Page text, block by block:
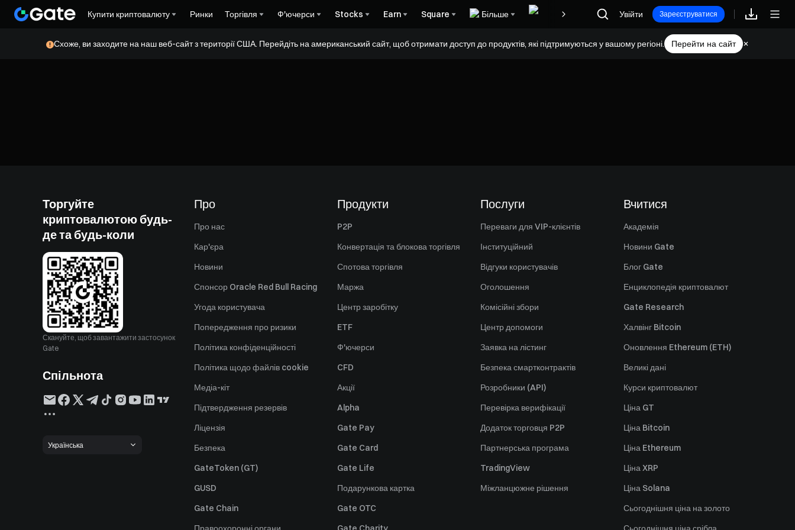
Купити криптовалюту Ринки Торгівля Ф'ючерси Stocks Earn Square Більше Винагороди
Увійти Зареєструватися
Схоже, ви заходите на наш веб-сайт з території США. Перейдіть на американський сайт, щоб отримати доступ до продуктів, які підтримуються у вашому регіоні. Перейти на сайт
Торгуйте
криптовалютою будь-
де та будь-коли
Скануйте, щоб завантажити застосунок
Gate
Спільнота
Українська
Про
Про нас
Кар'єра
Новини
Спонсор Oracle Red Bull Racing
Угода користувача
Попередження про ризики
Політика конфіденційності
Політика щодо файлів cookie
Медіа-кіт
Підтвердження резервів
Ліцензія
Безпека
GateToken (GT)
GUSD
Gate Chain
Продукти
P2P
Конвертація та блокова торгівля
Спотова торгівля
Маржа
Центр заробітку
ETF
Ф'ючерси
CFD
Акції
Alpha
Gate Pay
Gate Card
Gate Life
Подарункова картка
Gate OTC
Послуги
Переваги для VIP-клієнтів
Інституційний
Відгуки користувачів
Оголошення
Комісійні збори
Центр допомоги
Заявка на лістинг
Безпека смартконтрактів
Розробники (API)
Перевірка верифікації
Додаток торговця P2P
Партнерська програма
TradingView
Міжланцюжне рішення
Вчитися
Академія
Новини Gate
Блог Gate
Енциклопедія криптовалют
Gate Research
Халвінг Bitcoin
Оновлення Ethereum (ETH)
Великі дані
Курси криптовалют
Ціна GT
Ціна Bitcoin
Ціна Ethereum
Ціна XRP
Ціна Solana
Сьогоднішня ціна на золото